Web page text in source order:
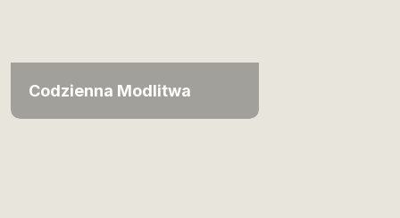
Codzienna Modlitwa